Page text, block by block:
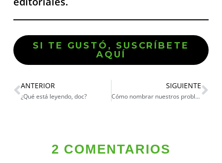
SI TE GUSTÓ, SUSCRÍBETE
AQUÍ
ANTERIOR
¿Qué está leyendo, doc?
SIGUIENTE
Cómo nombrar nuestros problemas
2 COMENTARIOS